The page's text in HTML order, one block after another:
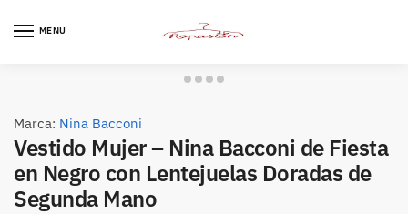
MENU
Marca: Nina Bacconi
Vestido Mujer – Nina Bacconi de Fiesta
en Negro con Lentejuelas Doradas de
Segunda Mano